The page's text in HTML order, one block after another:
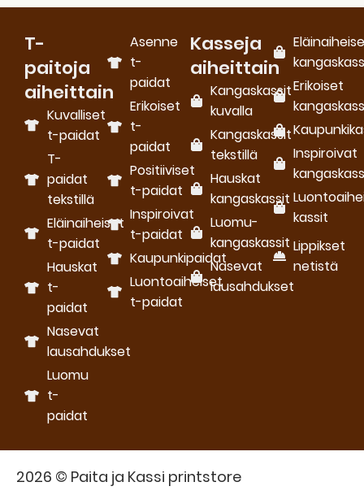
T-
paitoja
aiheittain
Kuvalliset
t-paidat
T-
paidat
tekstillä
Eläinaiheiset
t-paidat
Hauskat
t-
paidat
Nasevat
lausahdukset
Luomu
t-
paidat
Asenne
t-
paidat
Erikoiset
t-
paidat
Positiiviset
t-paidat
Inspiroivat
t-paidat
Kaupunkipaidat
Luontoaiheiset
t-paidat
Kasseja
aiheittain
Kangaskassit
kuvalla
Kangaskassit
tekstillä
Hauskat
kangaskassit
Luomu­
kangaskassit
Nasevat
lausahdukset
Erikoiset
Inspiroivat
kassit
Lippikset
netistä
2026 © Paita ja Kassi printstore